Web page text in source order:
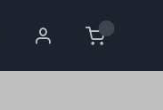
Cart